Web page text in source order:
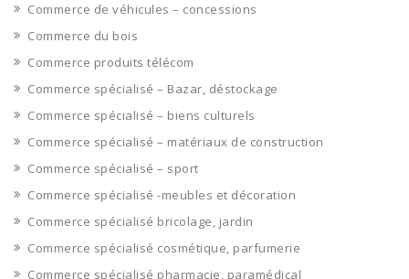
Commerce de véhicules – concessions
Commerce du bois
Commerce produits télécom
Commerce spécialisé – Bazar, déstockage
Commerce spécialisé – biens culturels
Commerce spécialisé – matériaux de construction
Commerce spécialisé – sport
Commerce spécialisé -meubles et décoration
Commerce spécialisé bricolage, jardin
Commerce spécialisé cosmétique, parfumerie
Commerce spécialisé pharmacie, paramédical